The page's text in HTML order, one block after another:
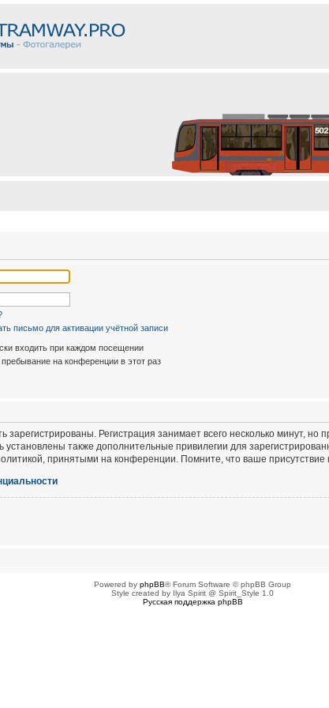
письмо для активации учётной записи
входить при каждом посещении
на конференции в этот раз
Регистрация занимает всего несколько минут, но
также дополнительные привилегии для
принятыми на конференции. Помните, что ваше присутствие
Powered by phpBB® Forum Software © phpBB Group
Style created by Ilya Spirit @ Spirit_Style 1.0
Русская поддержка phpBB